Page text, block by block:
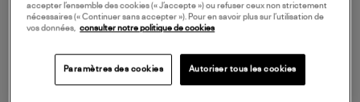
accepter l’ensemble des cookies (« J’accepte ») ou refuser ceux non strictement
nécessaires (« Continuer sans accepter »). Pour en savoir plus sur l’utilisation de
vos données,
consulter notre politique de cookies
Paramètres des cookies Autoriser tous les cookies